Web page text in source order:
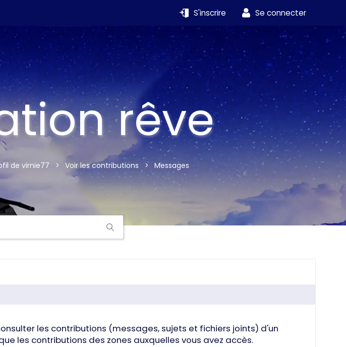
S'inscrire Se connecter
rêve
de virnie77 > Voir les contributions > Messages
les contributions (messages, sujets et fichiers joints) d'un
les contributions des zones auxquelles vous avez accès.